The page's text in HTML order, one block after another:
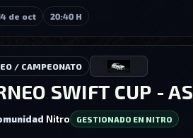
de oct 20:40 H
/ CAMPEONATO
SWIFT CUP -
Nitro GESTIONADO EN NITRO